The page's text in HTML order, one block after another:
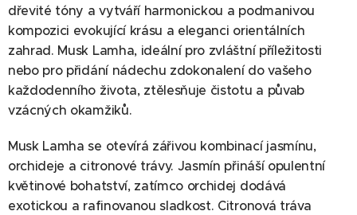
dřevité tóny a vytváří harmonickou a podmanivou
kompozici evokující krásu a eleganci orientálních
zahrad. Musk Lamha, ideální pro zvláštní příležitosti
nebo pro přidání nádechu zdokonalení do vašeho
každodenního života, ztělesňuje čistotu a půvab
vzácných okamžiků.
Musk Lamha se otevírá zářivou kombinací jasmínu,
orchideje a citronové trávy. Jasmín přináší opulentní
květinové bohatství, zatímco orchidej dodává
exotickou a rafinovanou sladkost. Citronová tráva